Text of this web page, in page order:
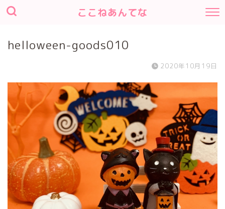
ここねあんてな
helloween-goods010
2020年10月19日